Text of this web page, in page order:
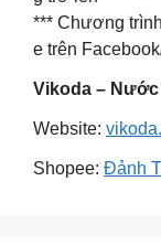
*** Chương
e trên
Vikoda –
Website:
Shopee: Đảnh